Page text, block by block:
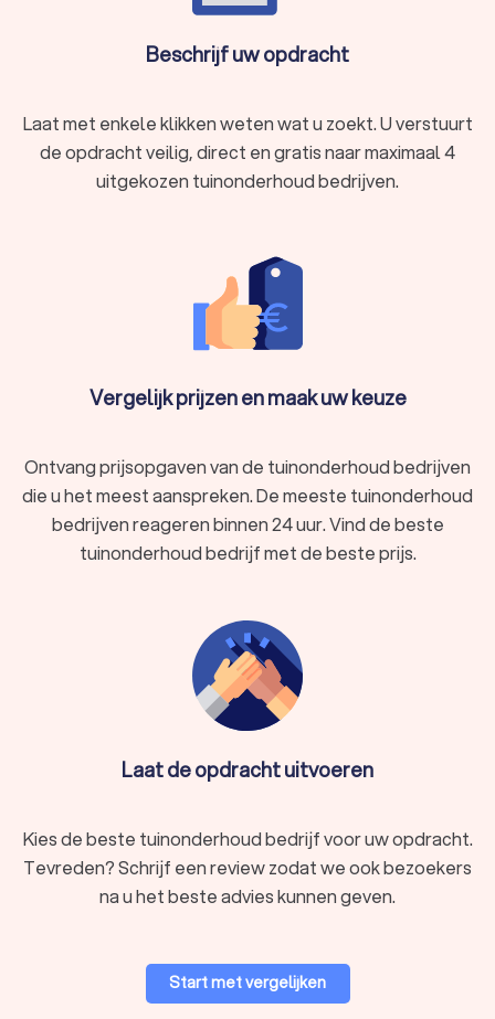
Beschrijf uw opdracht
Laat met enkele klikken weten wat u zoekt. U verstuurt
de opdracht veilig, direct en gratis naar maximaal 4
uitgekozen tuinonderhoud bedrijven.
Vergelijk prijzen en maak uw keuze
Ontvang prijsopgaven van de tuinonderhoud bedrijven
die u het meest aanspreken. De meeste tuinonderhoud
bedrijven reageren binnen 24 uur. Vind de beste
tuinonderhoud bedrijf met de beste prijs.
Laat de opdracht uitvoeren
Kies de beste tuinonderhoud bedrijf voor uw opdracht.
Tevreden? Schrijf een review zodat we ook bezoekers
na u het beste advies kunnen geven.
Start met vergelijken